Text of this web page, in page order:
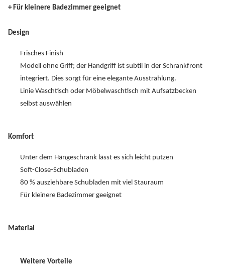
+ Für kleinere Badezimmer geeignet
Design
Frisches Finish
Modell ohne Griff; der Handgriff ist subtil in der Schrankfront
integriert. Dies sorgt für eine elegante Ausstrahlung.
Linie Waschtisch oder Möbelwaschtisch mit Aufsatzbecken
selbst auswählen
Komfort
Unter dem Hängeschrank lässt es sich leicht putzen
Soft-Close-Schubladen
80 % ausziehbare Schubladen mit viel Stauraum
Für kleinere Badezimmer geeignet
Material
Weitere Vorteile